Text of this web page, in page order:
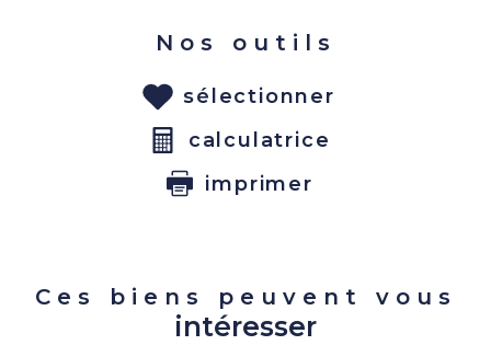
Nos outils
sélectionner
calculatrice
imprimer
Ces biens peuvent vous
intéresser